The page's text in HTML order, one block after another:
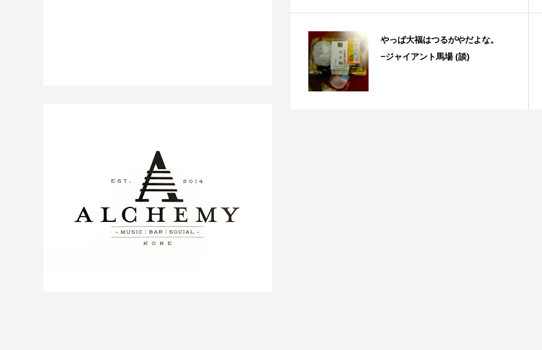
やっぱ大福はつるがやだよな。
−ジャイアント馬場 (談)